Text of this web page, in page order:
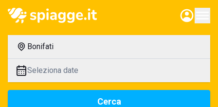
Bonifati
Seleziona date
Cerca